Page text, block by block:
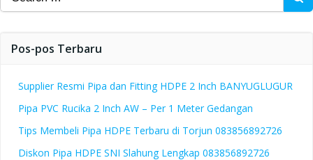
for:
Pos-pos Terbaru
Supplier Resmi Pipa dan Fitting HDPE 2 Inch BANYUGLUGUR
Pipa PVC Rucika 2 Inch AW – Per 1 Meter Gedangan
Tips Membeli Pipa HDPE Terbaru di Torjun 083856892726
Diskon Pipa HDPE SNI Slahung Lengkap 083856892726